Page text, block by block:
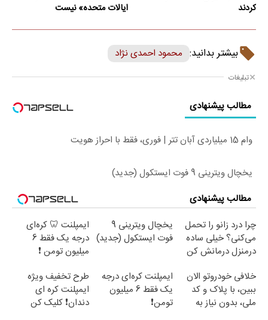
کردند
ایالات متحده» نیست
بیشتر بدانید: محمود احمدی نژاد
تبلیغات
مطالب پیشنهادی
وام 15 میلیاردی آبان تتر | فوری، فقط با احراز هویت
یخچال ویترینی 9 فوت ایستکول (جدید)
مطالب پیشنهادی
چرا درد زانو را تحمل
می‌کنی؟ خیلی ساده
درمنزل درمانش کن
یخچال ویترینی 9
فوت ایستکول (جدید)
ایمپلنت 🦷 کره‌ای
درجه یک فقط 6
میلیون تومن ❗
خلافی خودروتو الان
ببین، با پلاک و کد
ملی، بدون نیاز به
ایمپلنت کره‌ای درجه
یک فقط 6 میلیون
تومن❗
طرح تخفیف ویژه
ایمپلنت کره ای
دندان❗ کلیک کن